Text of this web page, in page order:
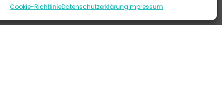
Cookie-RichtlinieDatenschutzerklärungImpressum